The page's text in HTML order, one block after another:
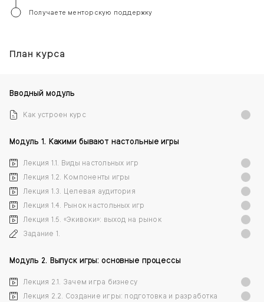
Получаете менторскую поддержку
План курса
Вводный модуль
Как устроен курс
Модуль 1. Какими бывают настольные игры
Лекция 1.1. Виды настольных игр
Лекция 1.2. Компоненты игры
Лекция 1.3. Целевая аудитория
Лекция 1.4. Рынок настольных игр
Лекция 1.5. «Экивоки»: выход на рынок
Задание 1.
Модуль 2. Выпуск игры: основные процессы
Лекция 2.1. Зачем игра бизнесу
Лекция 2.2. Создание игры: подготовка и разработка